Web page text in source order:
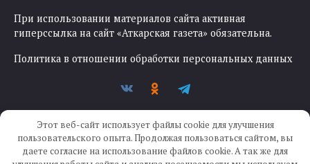
При использовании материалов сайта активная
гиперссылка на сайт «Аткарская газета» обязательна.
Политика в отношении обработки персональных данных
Этот веб-сайт использует файлы cookie для улучшения
пользовательского опыта. Продолжая пользоваться сайтом, вы
даете согласие на использование файлов cookie. А так же для